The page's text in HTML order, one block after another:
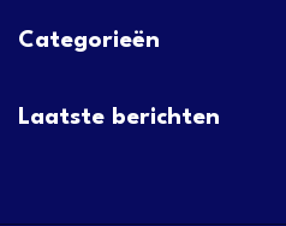
Categorieën
Laatste berichten